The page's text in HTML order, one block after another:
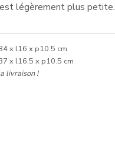
est légèrement plus petite.
x l16 x p10.5 cm
x l16.5 x p10.5 cm
livraison !